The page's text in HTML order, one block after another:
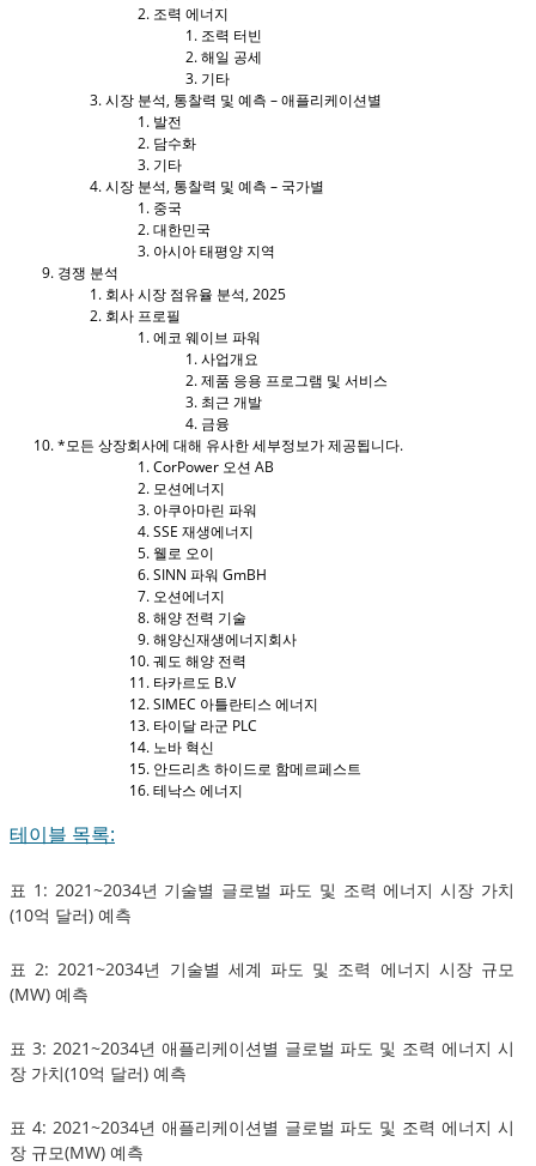
조력 에너지
조력 터빈
해일 공세
기타
시장 분석, 통찰력 및 예측 – 애플리케이션별
발전
담수화
기타
시장 분석, 통찰력 및 예측 – 국가별
중국
대한민국
아시아 태평양 지역
경쟁 분석
회사 시장 점유율 분석, 2025
회사 프로필
에코 웨이브 파워
사업개요
제품 응용 프로그램 및 서비스
최근 개발
금융
*모든 상장회사에 대해 유사한 세부정보가 제공됩니다.
CorPower 오션 AB
모션에너지
아쿠아마린 파워
SSE 재생에너지
웰로 오이
SINN 파워 GmBH
오션에너지
해양 전력 기술
해양신재생에너지회사
궤도 해양 전력
타카르도 B.V
SIMEC 아틀란티스 에너지
타이달 라군 PLC
노바 혁신
안드리츠 하이드로 함메르페스트
테낙스 에너지
테이블 목록:
표 1: 2021~2034년 기술별 글로벌 파도 및 조력 에너지 시장 가치
(10억 달러) 예측
표 2: 2021~2034년 기술별 세계 파도 및 조력 에너지 시장 규모
(MW) 예측
표 3: 2021~2034년 애플리케이션별 글로벌 파도 및 조력 에너지 시
장 가치(10억 달러) 예측
표 4: 2021~2034년 애플리케이션별 글로벌 파도 및 조력 에너지 시
장 규모(MW) 예측